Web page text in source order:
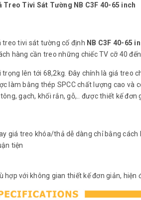
Treo Tivi Sát Tường NB C3F 40-65 inch
treo tivi sát tường cố định NB C3F 40-65
hàng cần treo những chiếc TV cỡ 40
trọng lên tới 68,2kg. Đây chính là giá treo
làm bằng thép SPCC chất lượng cao và
tông, gạch, khối rắn, gỗ,.. được thiết kế
giá treo khóa/thả dễ dàng chỉ bằng cách
tiện
hợp với không gian thiết kế đơn giản, hiện